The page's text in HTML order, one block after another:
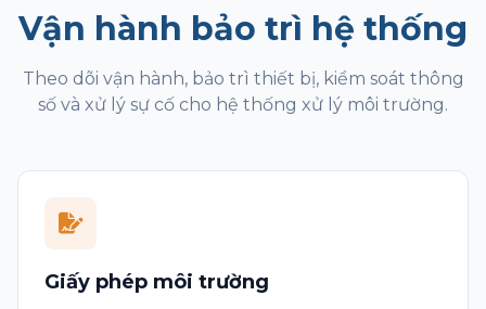
Vận hành bảo trì hệ thống
Theo dõi vận hành, bảo trì thiết bị, kiểm soát thông
số và xử lý sự cố cho hệ thống xử lý môi trường.
Giấy phép môi trường